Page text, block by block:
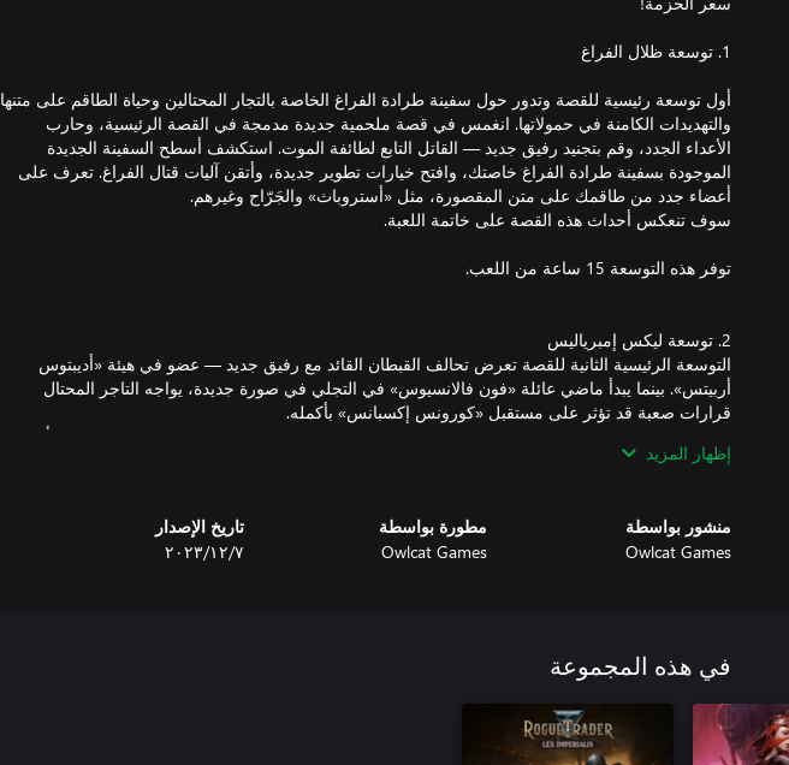
أول توسعة رئيسية للقصة وتدور حول سفينة طرادة الفراغ الخاصة بالتجار المحتالين وحياة الطاقم على متنها
والتهديدات الكامنة في حمولاتها. انغمس في قصة ملحمية جديدة مدمجة في القصة الرئيسية، وحارب
الأعداء الجدد، وقم بتجنيد رفيق جديد — القاتل التابع لطائفة الموت. استكشف أسطح السفينة الجديدة
الموجودة بسفينة طرادة الفراغ خاصتك، وافتح خيارات تطوير جديدة، وأتقن آليات قتال الفراغ. تعرف على
التوسعة الرئيسية الثانية للقصة تعرض تحالف القبطان القائد مع رفيق جديد — عضو في هيئة «أديبتوس
أربيتس». بينما يبدأ ماضي عائلة «فون فالانسيوس» في التجلي في صورة جديدة، يواجه التاجر المحتال
على مدار هذه القصة، ستتاح لك الفرصة لمعرفة المزيد عن جمع الجمارك الإمبراطورية، والمعروف أيضًا
باسم الحصاد الكبير. قم بالتدخُّل في هذه العملية الأساسية للإمبراطورية على مسؤوليتك الخاصة. اكتشف
توفر هذه التوسعة كذلك 15 ساعة من اللعب.
إظهار المزيد
منشور بواسطة
Owlcat Games
مطورة بواسطة
Owlcat Games
تاريخ الإصدار
٧‏/١٢‏/٢٠٢٣
في هذه المجموعة